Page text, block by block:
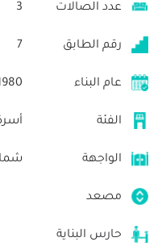
عدد الصالات 3
رقم الطابق 7
عام البناء 1980
الفئة
الواجهة
مصعد
حارس البناية